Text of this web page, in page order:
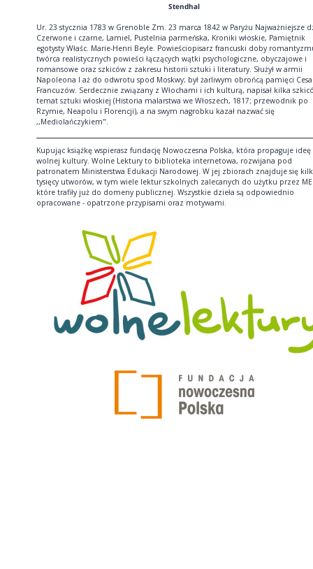
Stendhal
Ur. 23 stycznia 1783 w Grenoble Zm. 23 marca 1842 w Paryżu Najważniejsze
Czerwone i czarne, Lamiel, Pustelnia parmeńska, Kroniki włoskie, Pamiętnik
egotysty Właśc. Marie-Henri Beyle. Powieściopisarz francuski doby
twórca realistycznych powieści łączących wątki psychologiczne, obyczajowe i
romansowe oraz szkiców z zakresu historii sztuki i literatury. Służył w armii
Napoleona I aż do odwrotu spod Moskwy; był żarliwym obrońcą pamięci
Francuzów. Serdecznie związany z Włochami i ich kulturą, napisał kilka
temat sztuki włoskiej (Historia malarstwa we Włoszech, 1817; przewodnik po
Rzymie, Neapolu i Florencji), a na swym nagrobku kazał nazwać się
,,Mediolańczykiem".
Kupując książkę wspierasz fundację Nowoczesna Polska, która propaguje ideę
wolnej kultury. Wolne Lektury to biblioteka internetowa, rozwijana pod
patronatem Ministerstwa Edukacji Narodowej. W jej zbiorach znajduje się
tysięcy utworów, w tym wiele lektur szkolnych zalecanych do użytku przez
które trafiły już do domeny publicznej. Wszystkie dzieła są odpowiednio
opracowane - opatrzone przypisami oraz motywami.